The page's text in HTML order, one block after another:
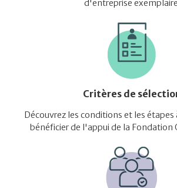
d'entreprise
Critères de
Découvrez les conditions et les étapes
bénéficier de l'appui de la Fondation